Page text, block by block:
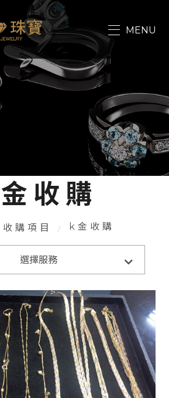
MENU
關於我們
收購項目
最新消息
CONTACT US
wang671105@yahoo.com.tw
03-5309770
ADDRESS
收購
收購項目 k金收購
選擇服務